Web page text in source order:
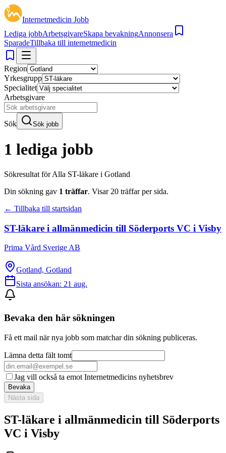
Internetmedicin Jobb
Lediga jobbArbetsgivareSkapa bevakningAnnonsera
SparadeTillbaka till internetmedicin
Region
Yrkesgrupp
Specialitet
Arbetsgivare
Sök Sök jobb
1 lediga jobb
Sökresultat förAlla ST-läkare i Gotland
Din sökning gav 1 träffar. Visar 20 träffar per sida.
← Tillbaka till startsidan
ST-läkare i allmänmedicin till Söderports VC i Visby
Prima Vård Sverige AB
Gotland, Gotland
Sista ansökan: 21 aug.
Bevaka den här sökningen
Få ett mail när nya jobb som matchar din sökning publiceras.
Lämna detta fält tomt
Jag vill också ta emot Internetmedicins nyhetsbrev
Bevaka
Nästa sida
ST-läkare i allmänmedicin till Söderports
VC i Visby